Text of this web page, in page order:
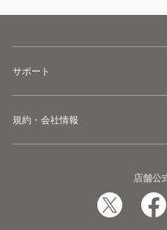
サポート
規約・会社情報
店舗公